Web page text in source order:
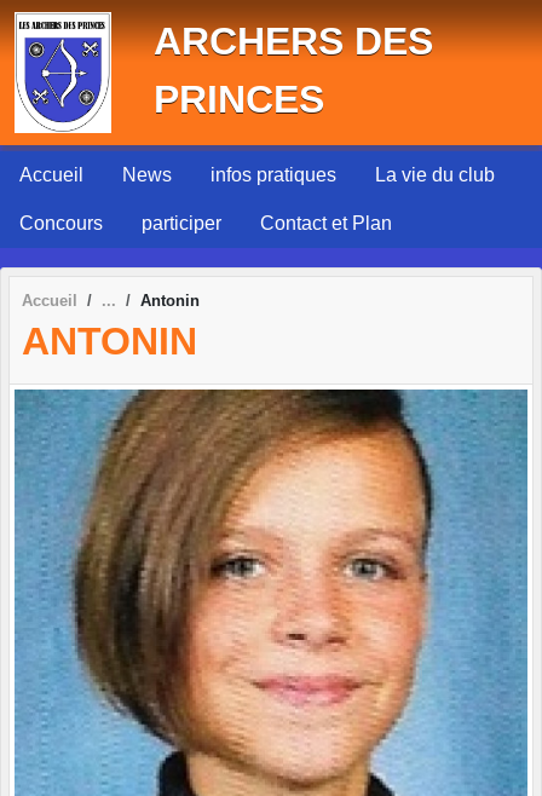
ARCHERS DES
PRINCES
Accueil News infos pratiques La vie du club
Concours participer Contact et Plan
Accueil Antonin
ANTONIN
Panneau de gestion des cookies